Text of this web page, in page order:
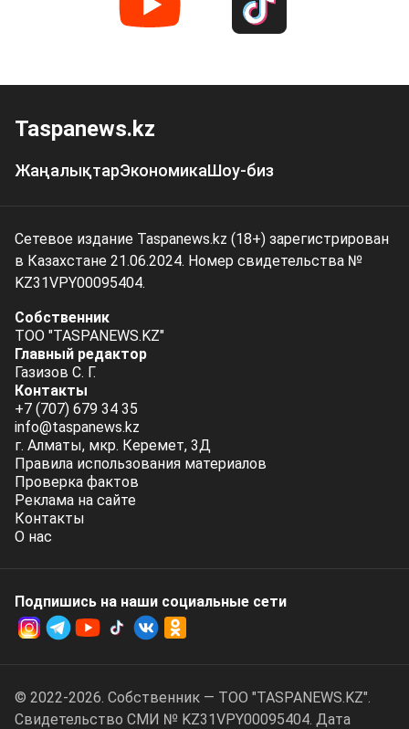
Taspanews.kz
ЖаңалықтарЭкономикаШоу-биз
Сетевое издание Taspanews.kz (18+) зарегистрирован
в Казахстане 21.06.2024. Номер свидетельства №
KZ31VPY00095404.
Собственник
ТОО "TASPANEWS.KZ"
Главный редактор
Газизов С. Г.
Контакты
+7 (707) 679 34 35
info@taspanews.kz
г. Алматы, мкр. Керемет, 3Д
Правила использования материалов
Проверка фактов
Реклама на сайте
Контакты
О нас
Подпишись на наши социальные cети
© 2022-2026. Собственник — ТОО "TASPANEWS.KZ".
Cвидетельство СМИ № KZ31VPY00095404. Дата